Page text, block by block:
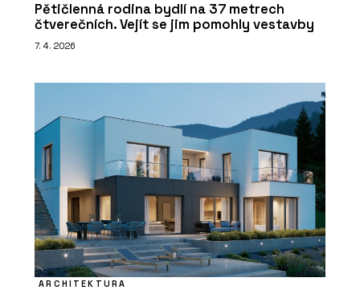
Pětičlenná rodina bydlí na 37 metrech
čtverečních. Vejít se jim pomohly vestavby
7. 4. 2026
ARCHITEKTURA